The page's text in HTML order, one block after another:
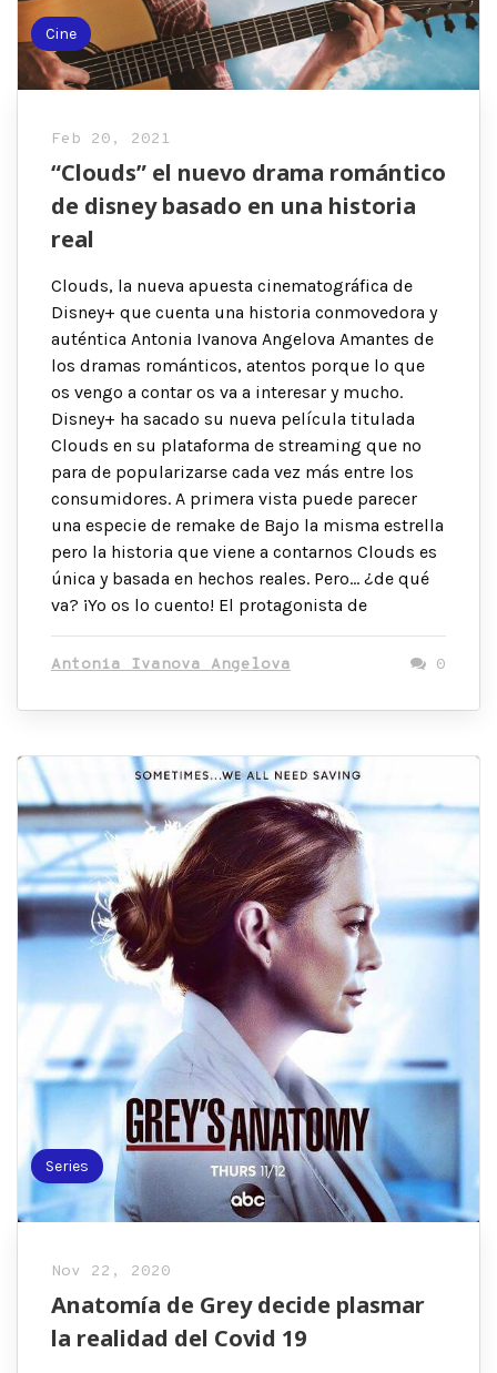
Cine
Feb 20, 2021
“Clouds” el nuevo drama romántico
de disney basado en una historia
real
Clouds, la nueva apuesta cinematográfica de
Disney+ que cuenta una historia conmovedora y
auténtica Antonia Ivanova Angelova Amantes de
los dramas románticos, atentos porque lo que
os vengo a contar os va a interesar y mucho.
Disney+ ha sacado su nueva película titulada
Clouds en su plataforma de streaming que no
para de popularizarse cada vez más entre los
consumidores. A primera vista puede parecer
una especie de remake de Bajo la misma estrella
pero la historia que viene a contarnos Clouds es
única y basada en hechos reales. Pero… ¿de qué
va? ¡Yo os lo cuento! El protagonista de
Antonia Ivanova Angelova 0
Series
Nov 22, 2020
Anatomía de Grey decide plasmar
la realidad del Covid 19